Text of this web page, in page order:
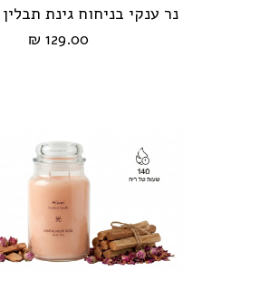
הוספה לעגלה
129.00 ₪